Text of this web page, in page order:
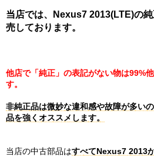
当店では、Nexus7 2013(LTE)の
売しております。
他店で「純正」の表記がない物は99%
す。
非純正品は微妙な違和感や故障が多い
品を強くオススメします。
当店の中古部品はすべてNexus7 2013